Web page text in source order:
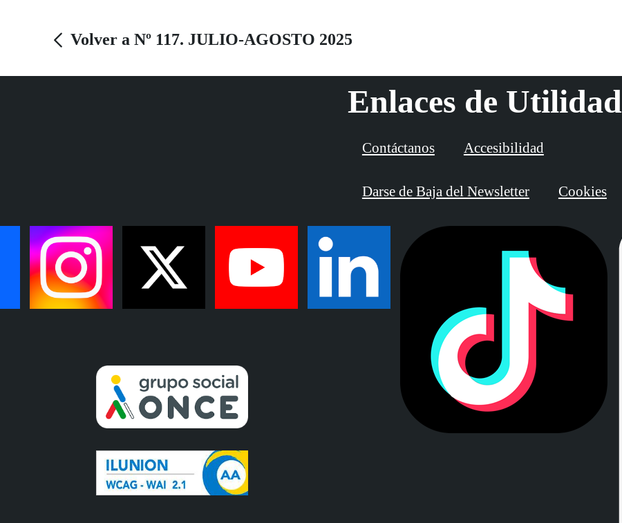
Volver a Nº 117. JULIO-AGOSTO 2025
Enlaces de Utilidad
Contáctanos Accesibilidad
Darse de Baja del Newsletter Cookies